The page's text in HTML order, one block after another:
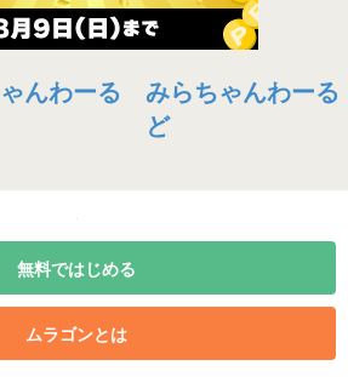
みらちゃんわーる
ど
無料ではじめる
ムラゴンとは